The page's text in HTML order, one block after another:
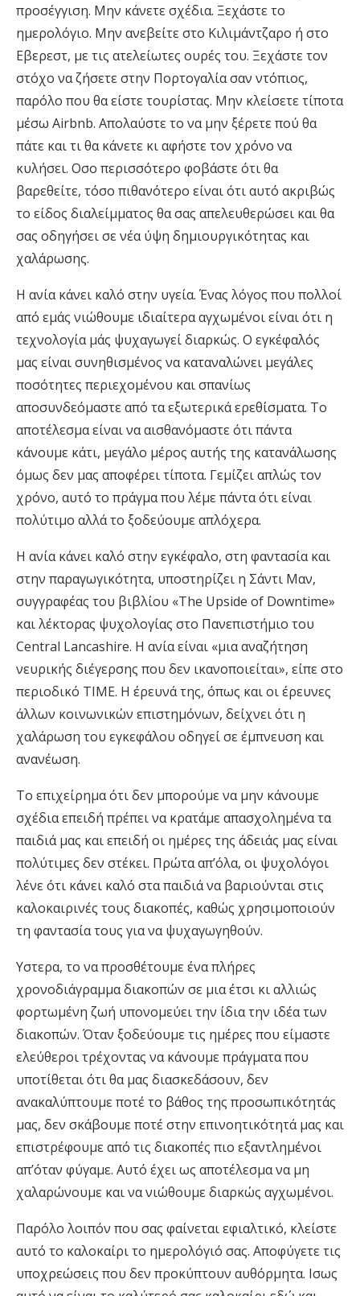
προσέγγιση. Μην κάνετε σχέδια. Ξεχάστε το
ημερολόγιο. Μην ανεβείτε στο Κιλιμάντζαρο ή στο
Εβερεστ, με τις ατελείωτες ουρές του. Ξεχάστε τον
στόχο να ζήσετε στην Πορτογαλία σαν ντόπιος,
παρόλο που θα είστε τουρίστας. Μην κλείσετε τίποτα
μέσω Airbnb. Απολαύστε το να μην ξέρετε πού θα
πάτε και τι θα κάνετε κι αφήστε τον χρόνο να
κυλήσει. Οσο περισσότερο φοβάστε ότι θα
βαρεθείτε, τόσο πιθανότερο είναι ότι αυτό ακριβώς
το είδος διαλείμματος θα σας απελευθερώσει και θα
σας οδηγήσει σε νέα ύψη δημιουργικότητας και
χαλάρωσης.
Η ανία κάνει καλό στην υγεία. Ένας λόγος που πολλοί
από εμάς νιώθουμε ιδιαίτερα αγχωμένοι είναι ότι η
τεχνολογία μάς ψυχαγωγεί διαρκώς. Ο εγκέφαλός
μας είναι συνηθισμένος να καταναλώνει μεγάλες
ποσότητες περιεχομένου και σπανίως
αποσυνδεόμαστε από τα εξωτερικά ερεθίσματα. Το
αποτέλεσμα είναι να αισθανόμαστε ότι πάντα
κάνουμε κάτι, μεγάλο μέρος αυτής της κατανάλωσης
όμως δεν μας αποφέρει τίποτα. Γεμίζει απλώς τον
χρόνο, αυτό το πράγμα που λέμε πάντα ότι είναι
πολύτιμο αλλά το ξοδεύουμε απλόχερα.
Η ανία κάνει καλό στην εγκέφαλο, στη φαντασία και
στην παραγωγικότητα, υποστηρίζει η Σάντι Μαν,
συγγραφέας του βιβλίου «The Upside of Downtime»
και λέκτορας ψυχολογίας στο Πανεπιστήμιο του
Central Lancashire. Η ανία είναι «μια αναζήτηση
νευρικής διέγερσης που δεν ικανοποιείται», είπε στο
περιοδικό ΤΙΜΕ. Η έρευνά της, όπως και οι έρευνες
άλλων κοινωνικών επιστημόνων, δείχνει ότι η
χαλάρωση του εγκεφάλου οδηγεί σε έμπνευση και
ανανέωση.
Το επιχείρημα ότι δεν μπορούμε να μην κάνουμε
σχέδια επειδή πρέπει να κρατάμε απασχολημένα τα
παιδιά μας και επειδή οι ημέρες της άδειάς μας είναι
πολύτιμες δεν στέκει. Πρώτα απ’όλα, οι ψυχολόγοι
λένε ότι κάνει καλό στα παιδιά να βαριούνται στις
καλοκαιρινές τους διακοπές, καθώς χρησιμοποιούν
τη φαντασία τους για να ψυχαγωγηθούν.
Υστερα, το να προσθέτουμε ένα πλήρες
χρονοδιάγραμμα διακοπών σε μια έτσι κι αλλιώς
φορτωμένη ζωή υπονομεύει την ίδια την ιδέα των
διακοπών. Όταν ξοδεύουμε τις ημέρες που είμαστε
ελεύθεροι τρέχοντας να κάνουμε πράγματα που
υποτίθεται ότι θα μας διασκεδάσουν, δεν
ανακαλύπτουμε ποτέ το βάθος της προσωπικότητάς
μας, δεν σκάβουμε ποτέ στην επινοητικότητά μας και
επιστρέφουμε από τις διακοπές πιο εξαντλημένοι
απ’όταν φύγαμε. Αυτό έχει ως αποτέλεσμα να μη
χαλαρώνουμε και να νιώθουμε διαρκώς αγχωμένοι.
Παρόλο λοιπόν που σας φαίνεται εφιαλτικό, κλείστε
αυτό το καλοκαίρι το ημερολόγιό σας. Αποφύγετε τις
υποχρεώσεις που δεν προκύπτουν αυθόρμητα. Ισως